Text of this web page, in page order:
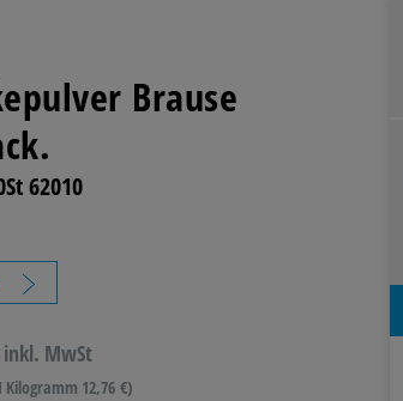
Brause
62010
inkl. MwSt
Kilogramm 12,76 €)